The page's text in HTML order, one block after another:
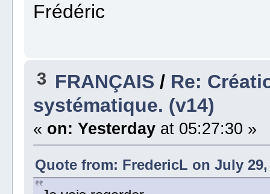
Frédéric
3 FRANÇAIS / Re:
systématique. (v14)
« on: Yesterday at 05:27:30 »
Quote from: FredericL on July 29,